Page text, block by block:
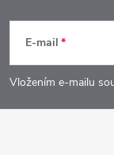
p
a
E-mail
Vložením e-mailu